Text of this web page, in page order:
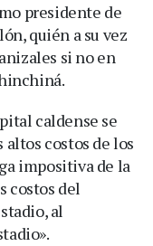
presidente de
quién a su vez
si no en
caldense se
altos costos de los
impositiva de la
costos del
al